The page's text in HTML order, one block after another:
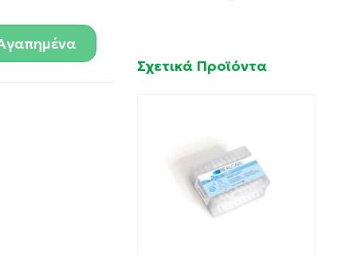
Σχετικά Προϊόντα